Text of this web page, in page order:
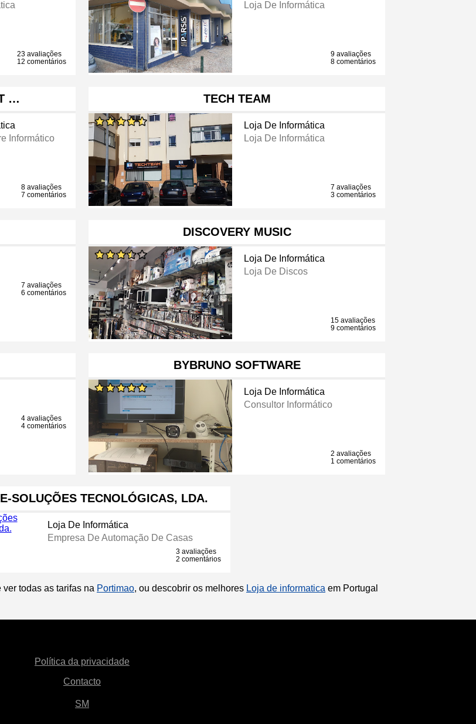
23 avaliações
12 comentários
Loja De Informática
9 avaliações
8 comentários
…
Informático
8 avaliações
7 comentários
TECH TEAM
Loja De Informática
Loja De Informática
7 avaliações
3 comentários
7 avaliações
6 comentários
DISCOVERY MUSIC
Loja De Informática
Loja De Discos
15 avaliações
9 comentários
4 avaliações
4 comentários
BYBRUNO SOFTWARE
Loja De Informática
Consultor Informático
2 avaliações
1 comentários
SOLUÇÕES TECNOLÓGICAS, LDA.
Loja De Informática
Empresa De Automação De Casas
3 avaliações
2 comentários
todas as tarifas na Portimao, ou descobrir os melhores Loja de informatica em Portugal
Política da privacidade
Contacto
SM